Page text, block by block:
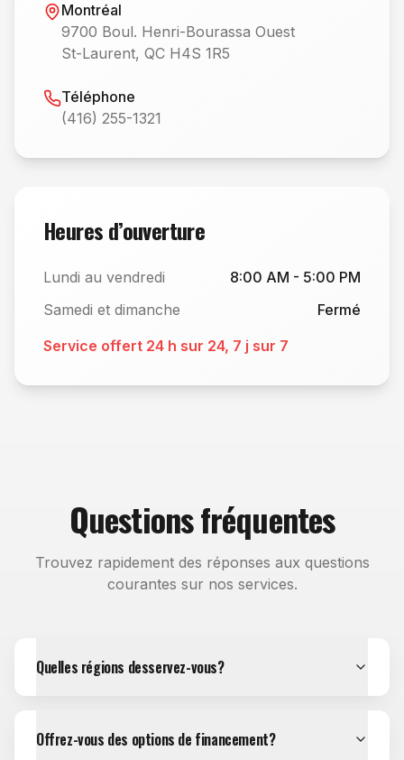
Montréal
9700 Boul. Henri-Bourassa Ouest
St-Laurent, QC H4S 1R5
Téléphone
(416) 255-1321
Heures d’ouverture
Lundi au vendredi
8:00 AM - 5:00 PM
Samedi et dimanche
Fermé
Service offert 24 h sur 24, 7 j sur 7
Questions fréquentes
Trouvez rapidement des réponses aux questions
courantes sur nos services.
Quelles régions desservez-vous?
Offrez-vous des options de financement?